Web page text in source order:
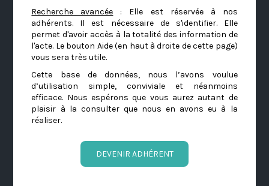
Recherche avancée : Elle est réservée à nos
adhérents. Il est nécessaire de s'identifier. Elle
permet d'avoir accès à la totalité des information de
l'acte. Le bouton Aide (en haut à droite de cette page)
vous sera très utile.
Cette base de données, nous l’avons voulue
d’utilisation simple, conviviale et néanmoins
efficace. Nous espérons que vous aurez autant de
plaisir à la consulter que nous en avons eu à la
réaliser.
DEVENIR ADHÉRENT